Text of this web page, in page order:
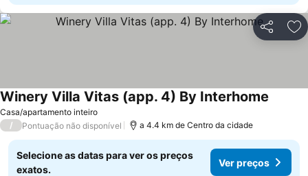
Partilhar
Casa/apartamento inteiro
Winery Villa Vitas (app. 4) By Interhome
/ Pontuação não disponível a 4.4 km de Centro da cidade
Selecione as datas para ver os preços
exatos.
Ver preços